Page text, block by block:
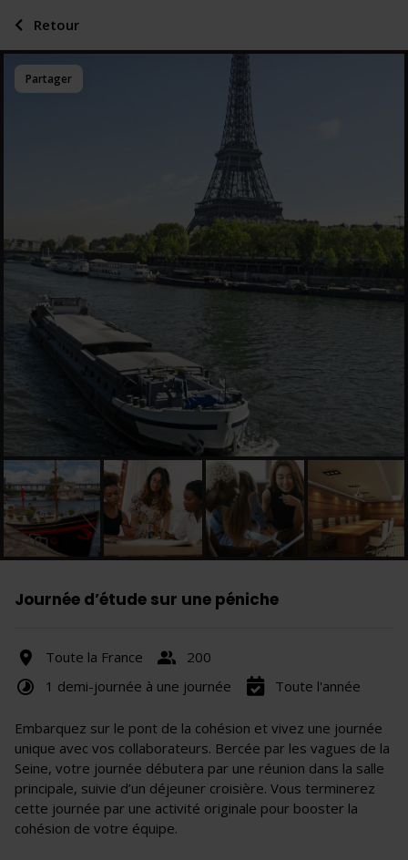
Partager
Journée d’étude sur une péniche
Toute la France
200
1 demi-journée à une journée
Toute l'année
Embarquez sur le pont de la cohésion et vivez une journée
unique avec vos collaborateurs. Bercée par les vagues de la
Seine, votre journée débutera par une réunion dans la salle
principale, suivie d’un déjeuner croisière. Vous terminerez
cette journée par une activité originale pour booster la
cohésion de votre équipe.
Retour